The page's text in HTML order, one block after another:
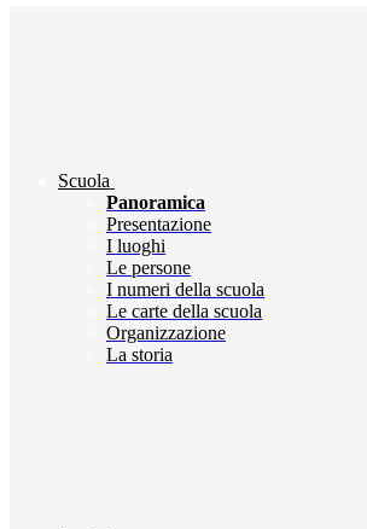
Scuola
Panoramica
Presentazione
I luoghi
Le persone
I numeri della scuola
Le carte della scuola
Organizzazione
La storia